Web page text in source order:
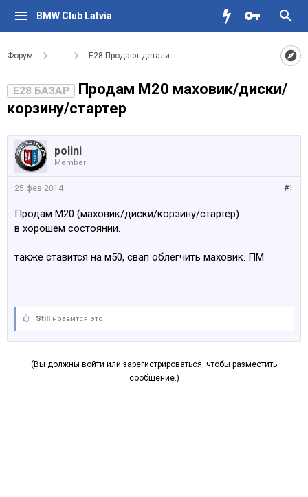
BMW Club Latvia
Форум ... Е28 Продают детали
E28 БАЗАР
Продам M20 маховик/диски/
корзину/стартер
polini
Member
#1
25 фев 2014
Продам M20 (маховик/диски/корзину/стартер).
в хорошем состоянии.
также ставится на м50, свап облегчить маховик. ПМ
Still нравится это.
(Вы должны войти или зарегистрироваться, чтобы разместить
сообщение.)